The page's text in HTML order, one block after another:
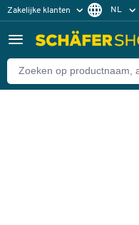
Zakelijke klanten
Particuliere klanten
NL
Terug